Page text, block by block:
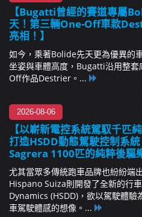
【Bugatti曾經的賽道專屬
天！第三輛One-Off車款
亮相！】
如今，乘著Bolide先天更為優異的
坐姿與車體高度，Bugatti沿用整
Off作品Destrier。...
2026-08-06
【以嶄新電控系統駕馭千匹
打造HSDD動態駕駛控制系
Sagrera 1100匹的純粹後驅
尤其當眾多傳統跑車品牌也紛紛端
Hispano Suiza則開發了全新的行
Dynamics (HSDD)，欲以駕駛體驗
車駕駛體感的想像。...